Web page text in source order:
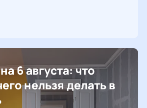
6 августа: что
нельзя делать в